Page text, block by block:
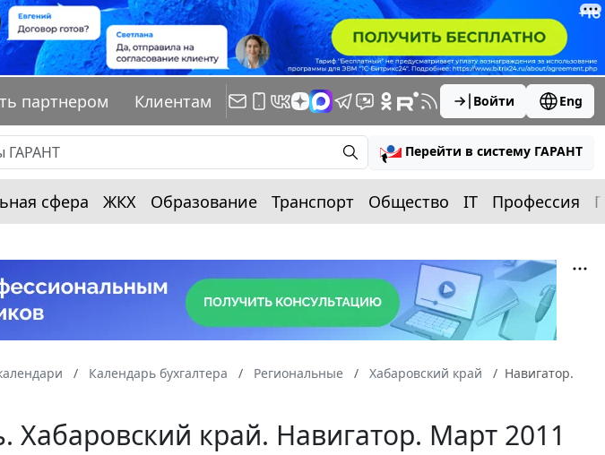
партнером Клиентам Войти Eng
Перейти в систему ГАРАНТ
сфера ЖКХ Образование Транспорт Общество IT Профессия
Календарь бухгалтера Региональные Хабаровский край
Навигатор.
Хабаровский край. Навигатор. Март 2011